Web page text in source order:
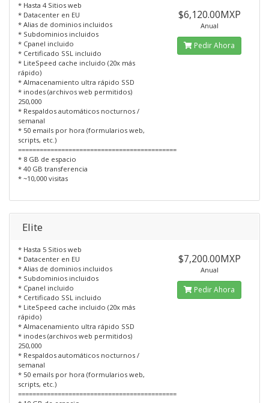
* Hasta 4 Sitios web
* Datacenter en EU
* Alias de dominios incluidos
* Subdominios incluidos
* Cpanel incluido
* Certificado SSL incluido
* LiteSpeed cache incluido (20x más
rápido)
* Almacenamiento ultra rápido SSD
* inodes (archivos web permitidos)
250,000
* Respaldos automáticos nocturnos /
semanal
* 50 emails por hora (formularios web,
scripts, etc.)
============================================
* 8 GB de espacio
* 40 GB transferencia
* ~10,000 visitas
$6,120.00MXP
Anual
Pedir Ahora
Elite
* Hasta 5 Sitios web
* Datacenter en EU
* Alias de dominios incluidos
* Subdominios incluidos
* Cpanel incluido
* Certificado SSL incluido
* LiteSpeed cache incluido (20x más
rápido)
* Almacenamiento ultra rápido SSD
* inodes (archivos web permitidos)
250,000
* Respaldos automáticos nocturnos /
semanal
* 50 emails por hora (formularios web,
scripts, etc.)
============================================
$7,200.00MXP
Anual
Pedir Ahora